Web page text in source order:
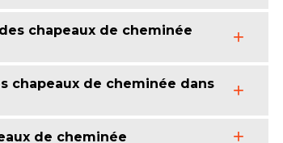
chapeaux de cheminée
chapeaux de cheminée dans
de cheminée